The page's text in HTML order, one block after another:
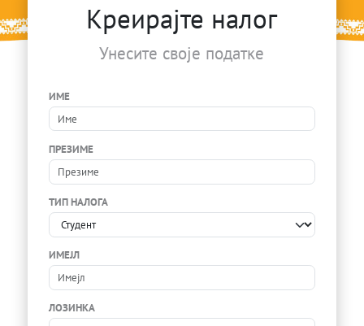
Креирајте налог
Унесите своје податке
ИМЕ
ПРЕЗИМЕ
ТИП НАЛОГА
ИМЕЈЛ
ЛОЗИНКА